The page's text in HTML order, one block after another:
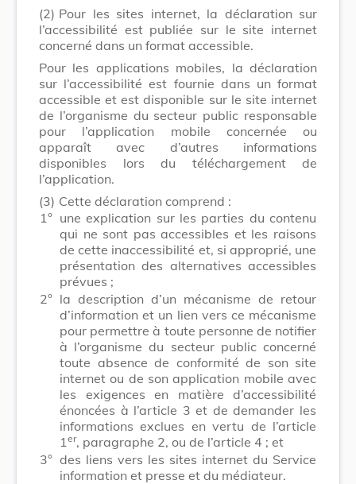
(2) Pour les sites internet, la déclaration sur
l’accessibilité est publiée sur le site internet
concerné dans un format accessible.
Pour les applications mobiles, la déclaration
sur l’accessibilité est fournie dans un format
accessible et est disponible sur le site internet
de l’organisme du secteur public responsable
pour l’application mobile concernée ou
apparaît avec d’autres informations
disponibles lors du téléchargement de
l’application.
(3) Cette déclaration comprend :
1° une explication sur les parties du contenu
qui ne sont pas accessibles et les raisons
de cette inaccessibilité et, si approprié, une
présentation des alternatives accessibles
prévues ;
2° la description d’un mécanisme de retour
d’information et un lien vers ce mécanisme
pour permettre à toute personne de notifier
à l’organisme du secteur public concerné
toute absence de conformité de son site
internet ou de son application mobile avec
les exigences en matière d’accessibilité
énoncées à l’article 3 et de demander les
informations exclues en vertu de l’article
1 er, paragraphe 2, ou de l’article 4 ; et
3° des liens vers les sites internet du Service
information et presse et du médiateur.